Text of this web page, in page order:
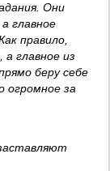
Они
главное
правило,
главное из
беру себе
огромное за